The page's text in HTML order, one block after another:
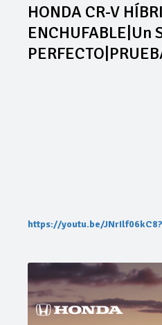
HONDA CR-V
ENCHUFABLE|Un
https://youtu.be/